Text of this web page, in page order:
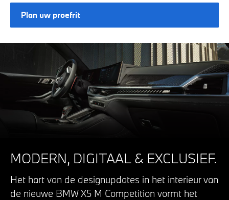
Plan uw proefrit
MODERN, DIGITAAL & EXCLUSIEF.
Het hart van de designupdates in het interieur van
de nieuwe BMW X5 M Competition vormt het